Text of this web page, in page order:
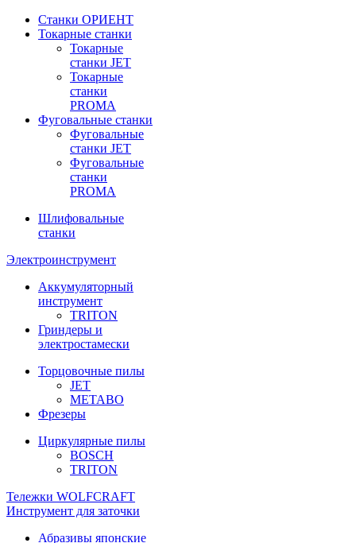
Станки ОРИЕНТ
Токарные станки
Toкарные
станки JET
Токарные
станки
PROMA
Фуговальные станки
Фуговальные
станки JET
Фуговальные
станки
PROMA
Шлифовальные
станки
Электроинструмент
Аккумуляторный
инструмент
TRITON
Гриндеры и
электростамески
Торцовочные пилы
JET
METABO
Фрезеры
Циркулярные пилы
BOSCH
TRITON
Тележки WOLFCRAFT
Инструмент для заточки
Абразивы японские